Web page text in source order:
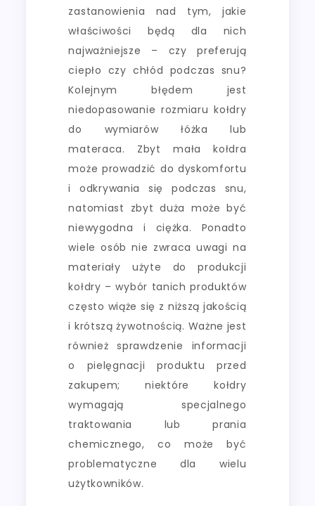
zastanowienia nad tym, jakie
właściwości będą dla nich
najważniejsze – czy preferują
ciepło czy chłód podczas snu?
Kolejnym błędem jest
niedopasowanie rozmiaru kołdry
do wymiarów łóżka lub
materaca. Zbyt mała kołdra
może prowadzić do dyskomfortu
i odkrywania się podczas snu,
natomiast zbyt duża może być
niewygodna i ciężka. Ponadto
wiele osób nie zwraca uwagi na
materiały użyte do produkcji
kołdry – wybór tanich produktów
często wiąże się z niższą jakością
i krótszą żywotnością. Ważne jest
również sprawdzenie informacji
o pielęgnacji produktu przed
zakupem; niektóre kołdry
wymagają specjalnego
traktowania lub prania
chemicznego, co może być
problematyczne dla wielu
użytkowników.